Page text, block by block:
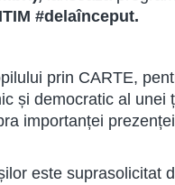
#delaînceput.
prin CARTE,
și democratic al unei
importanței
este suprasolicitat